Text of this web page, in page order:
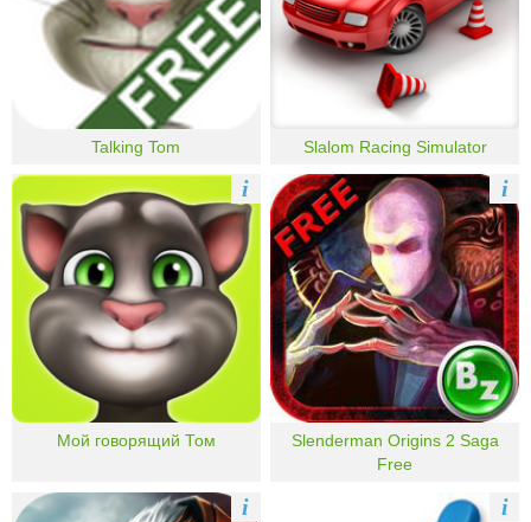
Talking Tom Slalom Racing Simulator
Мой говорящий Том
i
Slenderman Origins 2 Saga
Free
i
i i